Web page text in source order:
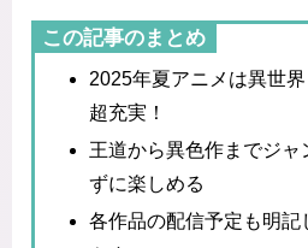
この記事のまとめ
2025年夏アニメは異世
超充実！
王道から異色作までジャ
ずに楽しめる
各作品の配信予定も明記